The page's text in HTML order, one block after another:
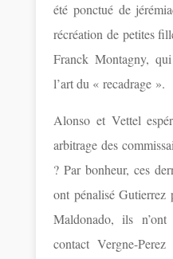
été ponctué de
récréation de petites
Franck Montagny,
l’art du « recadrage ».
Alonso et Vettel
arbitrage des
? Par bonheur, ces
ont pénalisé Gutierrez
Maldonado, ils
contact Vergne-